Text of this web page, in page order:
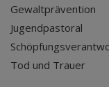
Gewaltprävention
Jugendpastoral
Tod und Trauer